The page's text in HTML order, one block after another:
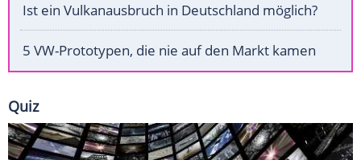
Ist ein Vulkanausbruch in Deutschland möglich?
5 VW-Prototypen, die nie auf den Markt kamen
Quiz